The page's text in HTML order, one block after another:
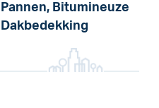
Pannen, Bitumineuze
Dakbedekking